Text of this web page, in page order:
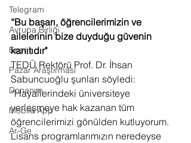
Telegram
Avrupa Birliği
Enerji
Pazar Araştırması
Donanım
Mobile App
Ar-Ge
“Bu başarı, öğrencilerimizin ve
ailelerinin bize duyduğu güvenin
kanıtıdır"
TEDÜ Rektörü Prof. Dr. İhsan
Sabuncuoğlu şunları söyledi:
“Hayallerindeki üniversiteye
yerleşmeye hak kazanan tüm
öğrencilerimizi gönülden kutluyorum.
Lisans programlarımızın neredeyse